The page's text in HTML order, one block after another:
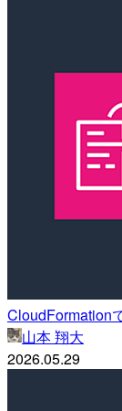
CloudFormation
山本 翔大
2026.05.29